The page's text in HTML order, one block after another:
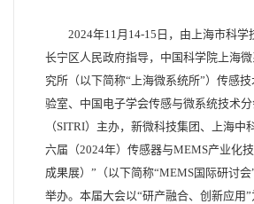
2024年11月14-15日，由上海市科学
长宁区人民政府指导，中国科学院上海
究所（以下简称“上海微系统所”）传感
验室、中国电子学会传感与微系统技术
（SITRI）主办，新微科技集团、上海中
六届（2024年）传感器与MEMS产业化
成果展）”（以下简称“MEMS国际研讨
举办。本届大会以“研产融合、创新应用